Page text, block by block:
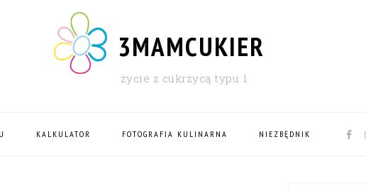
3MAMCUKIER
życie z cukrzycą typu 1
KALKULATOR FOTOGRAFIA KULINARNA NIEZBĘDNIK
NAV